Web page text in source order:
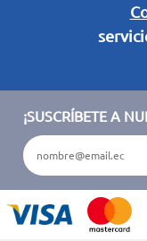
¡SUSCRÍBETE A